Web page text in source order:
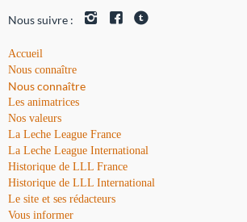
Nous suivre :
Accueil
Nous connaître
Nous connaître
Les animatrices
Nos valeurs
La Leche League France
La Leche League International
Historique de LLL France
Historique de LLL International
Le site et ses rédacteurs
Vous informer